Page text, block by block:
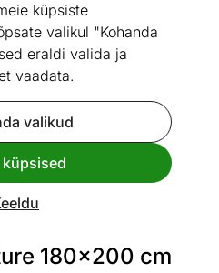
küpsiste
valikul "Kohanda
eraldi valida ja
vaadata.
valikud
küpsised
Vaata sarnaseid
180×200 cm